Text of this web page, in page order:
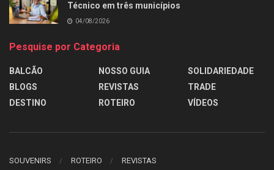
Técnico em três municípios
04/08/2026
Pesquise por Categoria
BALCÃO
BLOGS
DESTINO
NOSSO GUIA
REVISTAS
ROTEIRO
SOLIDARIEDADE
TRADE
VÍDEOS
SOUVENIRS ROTEIRO REVISTAS